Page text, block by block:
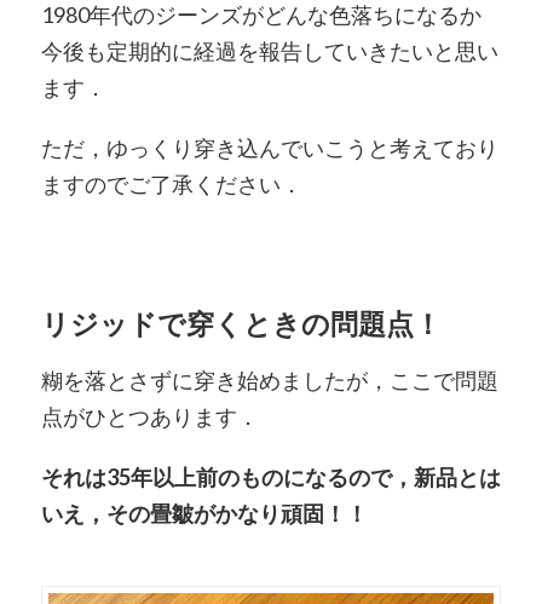
1980年代のジーンズがどんな色落ちになるか
今後も定期的に経過を報告していきたいと思い
ます．
ただ，ゆっくり穿き込んでいこうと考えており
ますのでご了承ください．
リジッドで穿くときの問題点！
糊を落とさずに穿き始めましたが，ここで問題
点がひとつあります．
それは35年以上前のものになるので，新品とは
いえ，その畳皺がかなり頑固！！